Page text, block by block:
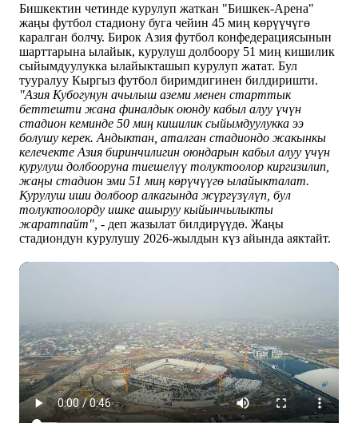
Бишкектин четинде курулуп жаткан "Бишкек-Арена"
жаңы футбол стадиону буга чейин 45 миң көрүүчүгө
каралган болчу. Бирок Азия футбол конфедерациясынын
шарттарына ылайык, курулуш долбоору 51 миң кишилик
сыйымдуулукка ылайыкташып курулуп жатат. Бул
тууралуу Кыргыз футбол биримдигинен билдиришти.
"Азия Кубогунун ачылыш аземи менен старттык
беттешти жана финалдык оюнду кабыл алуу үчүн
стадион кеминде 50 миң кишилик сыйымдуулукка ээ
болушу керек. Андыктан, аталган стадиондо жакынкы
келечекте Азия биринчилигин оюндарын кабыл алуу үчүн
курулуш долбооруна тиешелүү толуктоолор киргизилип,
жаңы стадион эми 51 миң көрүчүүгө ылайыкталат.
Курулуш иши долбоор алкагында жүргүзүлүп, бул
толуктоолорду ишке ашыруу кыйынчылыкты
жаратпайт", - деп жазылат билдирүүдө. Жаңы
стадиондун курулушу 2026-жылдын күз айында аяктайт.